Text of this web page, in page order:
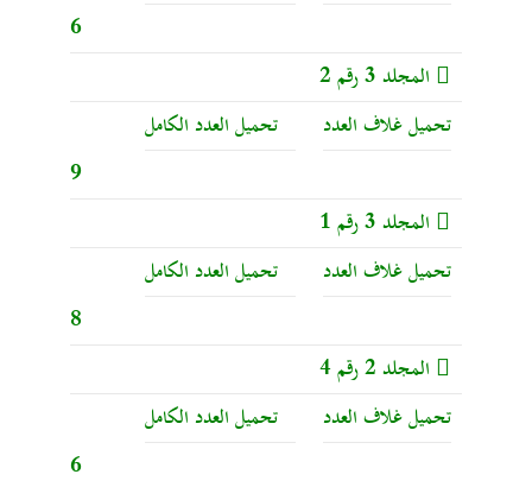
6
المجلد 3 رقم 2
تحميل غلاف العدد
تحميل العدد الكامل
9
المجلد 3 رقم 1
تحميل غلاف العدد
تحميل العدد الكامل
8
المجلد 2 رقم 4
تحميل غلاف العدد
تحميل العدد الكامل
6